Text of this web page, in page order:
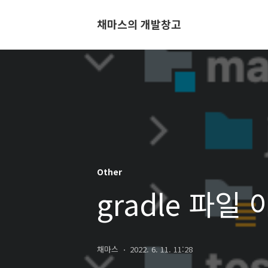
채마스의 개발창고
Other
gradle 파일
채마스 2022. 6. 11. 11:28